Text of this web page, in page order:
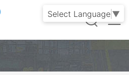
Select Language ▼